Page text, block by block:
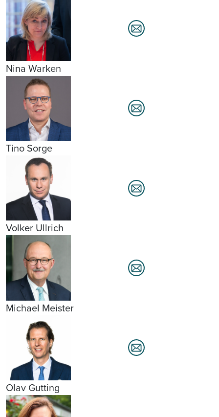
Nina Warken
Tino Sorge
Volker Ullrich
Michael Meister
Olav Gutting